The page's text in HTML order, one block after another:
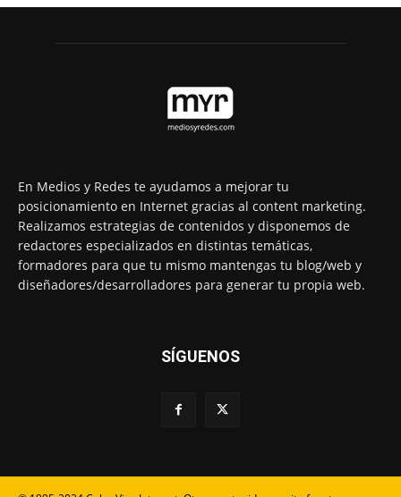
En Medios y Redes te ayudamos a mejorar tu
posicionamiento en Internet gracias al content marketing.
Realizamos estrategias de contenidos y disponemos de
redactores especializados en distintas temáticas,
formadores para que tu mismo mantengas tu blog/web y
diseñadores/desarrolladores para generar tu propia web.
SÍGUENOS